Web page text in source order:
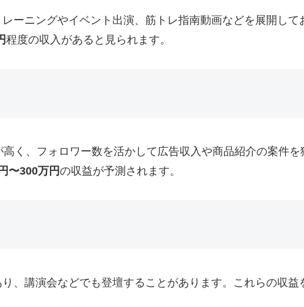
ーニングやイベント出演、筋トレ指南動画などを展開して
程度の収入があると見られます。
く、フォロワー数を活かして広告収入や商品紹介の案件
〜300万円の収益が予測されます。
、講演会などでも登壇することがあります。これらの収益